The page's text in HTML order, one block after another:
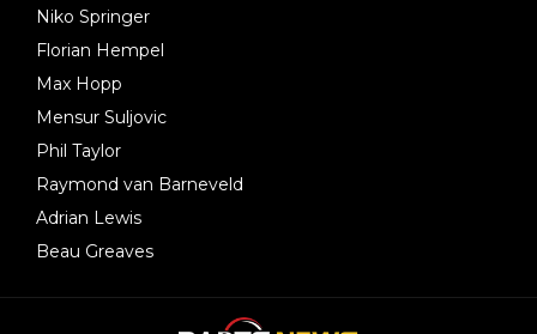
Niko Springer
Florian Hempel
Max Hopp
Mensur Suljovic
Phil Taylor
Raymond van Barneveld
Adrian Lewis
Beau Greaves